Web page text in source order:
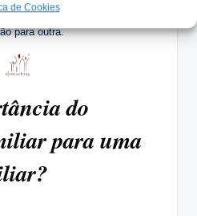
de Cookies
de conflitos e a transição
para outra.
do
para uma